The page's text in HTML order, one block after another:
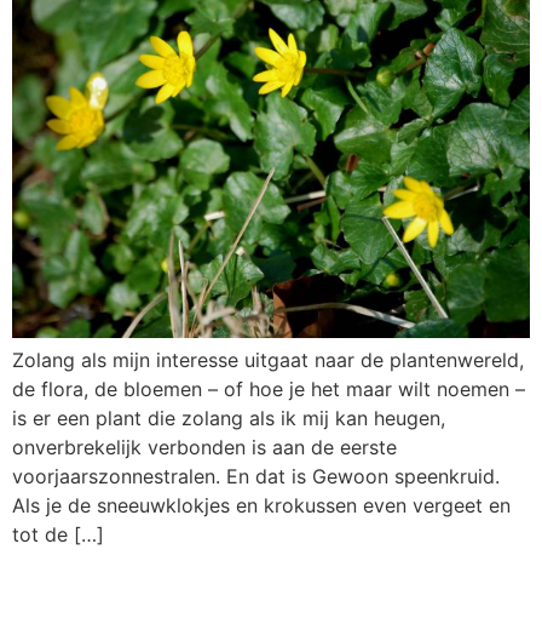
Zolang als mijn interesse uitgaat naar de plantenwereld,
de flora, de bloemen – of hoe je het maar wilt noemen –
is er een plant die zolang als ik mij kan heugen,
onverbrekelijk verbonden is aan de eerste
voorjaarszonnestralen. En dat is Gewoon speenkruid.
Als je de sneeuwklokjes en krokussen even vergeet en
tot de […]